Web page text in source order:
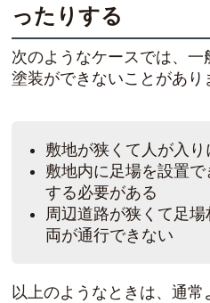
ったりする
次のようなケースでは、
塗装ができないことがあり
敷地が狭くて人が入り
敷地内に足場を設置
する必要がある
周辺道路が狭くて足
両が通行できない
以上のようなときは、通常